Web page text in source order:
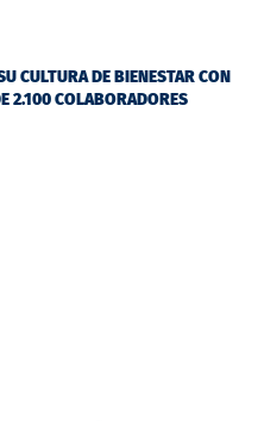
CULTURA DE BIENESTAR CON
2.100 COLABORADORES